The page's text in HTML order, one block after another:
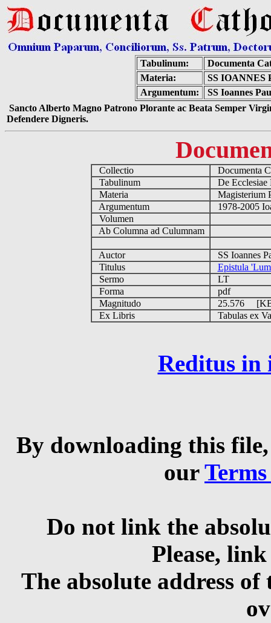
Tabulinum:
Documenta
Materia:
SS
Argumentum:
SS Ioannes
Sancto Alberto Magno Patrono Plorante ac Beata Semper
Defendere Digneris.
Collectio
Documenta
Tabulinum
De
Materia
Magisterium
Argumentum
1978-2005
Volumen
Ab Columna ad Culumnam
Auctor
SS Ioannes
Titulus
Epistula
Sermo
LT
Forma
pdf
Magnitudo
25.576
Ex Libris
Tabulas ex
Reditus in
By downloading this
our
Do not link the
Please,
The absolute address